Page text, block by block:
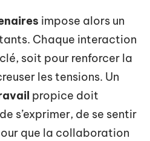
impose alors un
Chaque interaction
soit pour renforcer la
les tensions. Un
propice doit
s’exprimer, de se sentir
que la collaboration